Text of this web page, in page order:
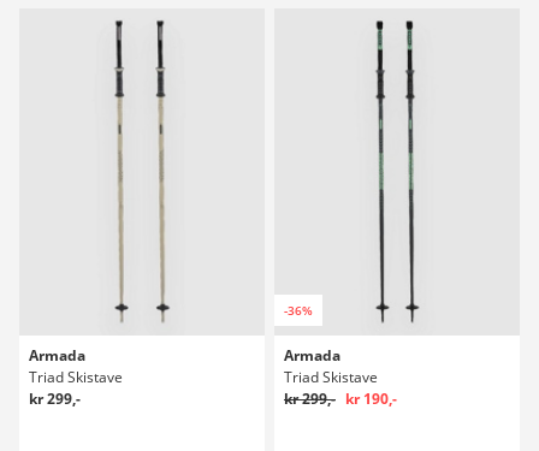
Armada
Triad Skistave
kr 299,-
-36%
Armada
Triad Skistave
kr 299,- kr 190,-